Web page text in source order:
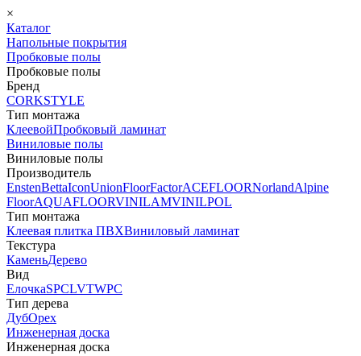
×
Каталог
Напольные покрытия
Пробковые полы
Пробковые полы
Бренд
CORKSTYLE
Тип монтажа
КлеевойПробковый ламинат
Виниловые полы
Виниловые полы
Производитель
EnstenBettaIconUnionFloorFactorACEFLOORNorlandAlpine
FloorAQUAFLOORVINILAMVINILPOL
Тип монтажа
Клеевая плитка ПВХВиниловый ламинат
Текстура
КаменьДерево
Вид
ЕлочкаSPCLVTWPC
Тип дерева
ДубОрех
Инженерная доска
Инженерная доска